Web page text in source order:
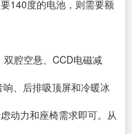
140度的电池，则需要额
腔空悬、CCD电磁减
、后排吸顶屏和冷暖冰
动力和座椅需求即可。从